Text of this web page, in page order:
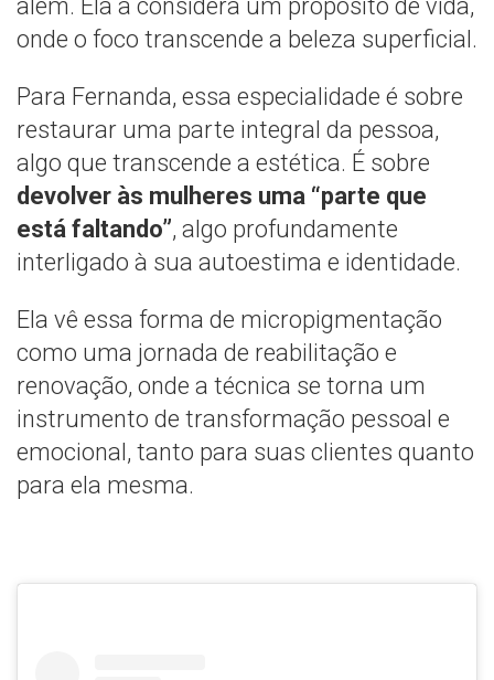
além. Ela a considera um propósito de vida,
onde o foco transcende a beleza superficial.
Para Fernanda, essa especialidade é sobre
restaurar uma parte integral da pessoa,
algo que transcende a estética. É sobre
devolver às mulheres uma “parte que
está faltando”, algo profundamente
interligado à sua autoestima e identidade.
Ela vê essa forma de micropigmentação
como uma jornada de reabilitação e
renovação, onde a técnica se torna um
instrumento de transformação pessoal e
emocional, tanto para suas clientes quanto
para ela mesma.